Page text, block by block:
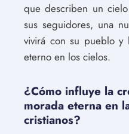
que describen un
sus seguidores, una
vivirá con su pueblo
eterno en los cielos.
¿Cómo influye la
morada eterna en
cristianos?